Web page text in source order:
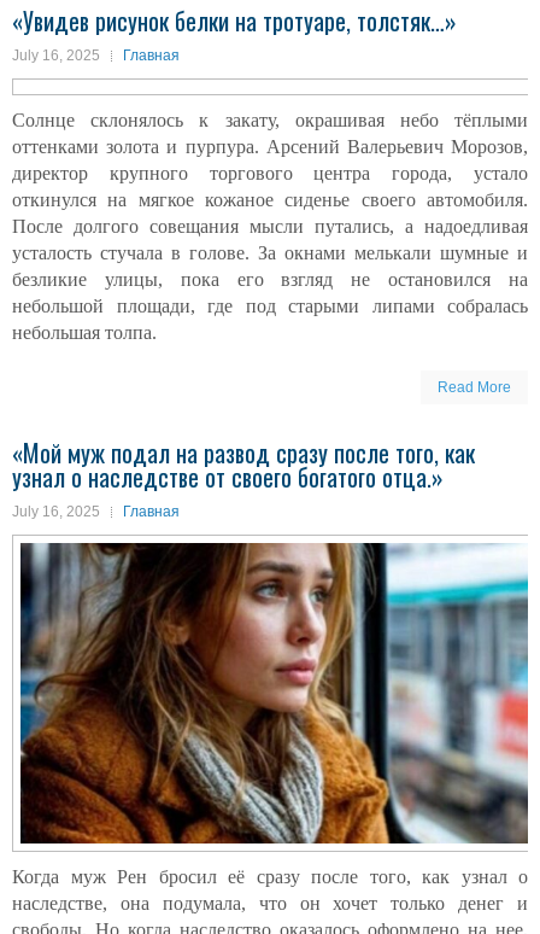
«Увидев рисунок белки на тротуаре, толстяк…»
July 16, 2025 Главная
Солнце склонялось к закату, окрашивая небо тёплыми
оттенками золота и пурпура. Арсений Валерьевич Морозов,
директор крупного торгового центра города, устало
откинулся на мягкое кожаное сиденье своего автомобиля.
После долгого совещания мысли путались, а надоедливая
усталость стучала в голове. За окнами мелькали шумные и
безликие улицы, пока его взгляд не остановился на
небольшой площади, где под старыми липами собралась
небольшая толпа.
Read More
«Мой муж подал на развод сразу после того, как
узнал о наследстве от своего богатого отца.»
July 16, 2025 Главная
Когда муж Рен бросил её сразу после того, как узнал о
наследстве, она подумала, что он хочет только денег и